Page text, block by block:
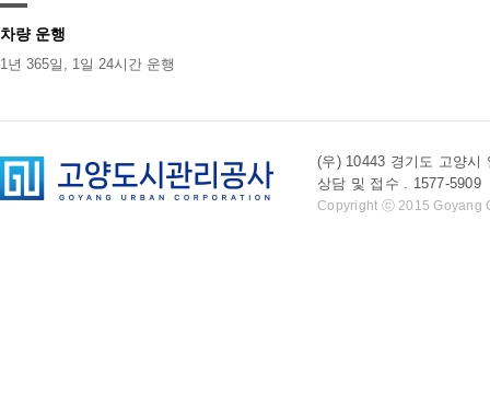
차량 운행
1년 365일, 1일 24시간 운행
(우) 10443 경기도 고양시
상담 및 접수 . 1577-
Copyright ⓒ 2015 Goyang